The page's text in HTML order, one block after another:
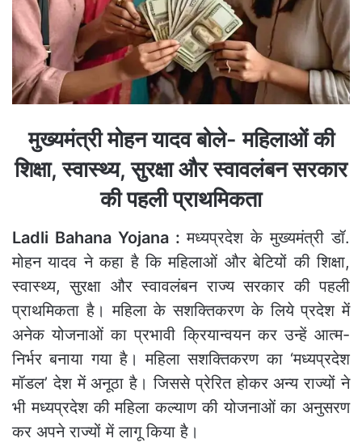
मुख्यमंत्री मोहन यादव बोले- महिलाओं की
शिक्षा, स्वास्थ्य, सुरक्षा और स्वावलंबन सरकार
की पहली प्राथमिकता
Ladli Bahana Yojana : मध्यप्रदेश के मुख्यमंत्री डॉ.
मोहन यादव ने कहा है कि महिलाओं और बेटियों की शिक्षा,
स्वास्थ्य, सुरक्षा और स्वावलंबन राज्य सरकार की पहली
प्राथमिकता है। महिला के सशक्तिकरण के लिये प्रदेश में
अनेक योजनाओं का प्रभावी क्रियान्वयन कर उन्हें आत्म-
निर्भर बनाया गया है। महिला सशक्तिकरण का ‘मध्यप्रदेश
मॉडल’ देश में अनूठा है। जिससे प्रेरित होकर अन्य राज्यों ने
भी मध्यप्रदेश की महिला कल्याण की योजनाओं का अनुसरण
कर अपने राज्यों में लागू किया है।